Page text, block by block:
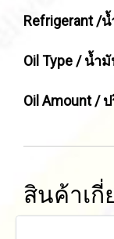
Refrigerant /น้
Oil Type / น้ำ
Oil Amount /
สินค้าเกี่